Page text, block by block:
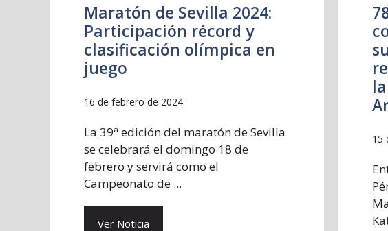
Maratón de Sevilla 2024:
Participación récord y
clasificación olímpica en
juego
16 de febrero de 2024
La 39ª edición del maratón de Sevilla
se celebrará el domingo 18 de
febrero y servirá como el
Campeonato de ...
Ver Noticia
15